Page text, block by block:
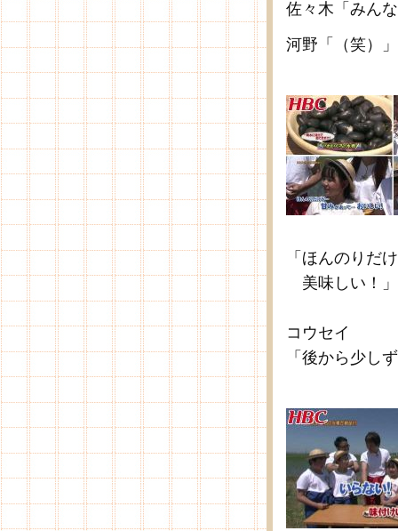
佐々木「みん
河野「（笑）」
「ほんのりだ
美味しい！」
コウセイ
「後から少し